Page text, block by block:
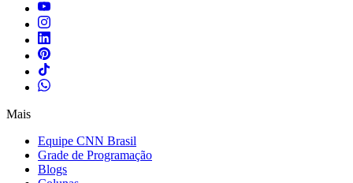
Mais
Equipe CNN Brasil
Grade de Programação
Blogs